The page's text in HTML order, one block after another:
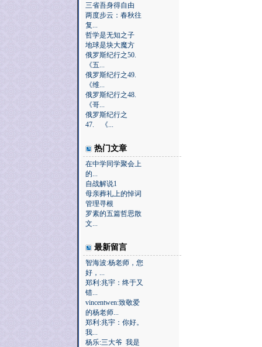
三省吾身得自由
两度步云：春秋往
复...
哲学是无知之子
地球是块大魔方
俄罗斯纪行之50.
《五...
俄罗斯纪行之49.
《维...
俄罗斯纪行之48.
《哥...
俄罗斯纪行之
47. 《...
热门文章
在中学同学聚会上
的...
自战解说1
母亲葬礼上的悼词
管理寻根
罗素的五篇哲思散
文...
最新留言
智海波:杨老师，您
好，...
郑利:兆宇：终于又
错...
vincentwen:致敬爱
的杨老师...
郑利:兆宇：你好。
我...
杨乐:三大爷 我是